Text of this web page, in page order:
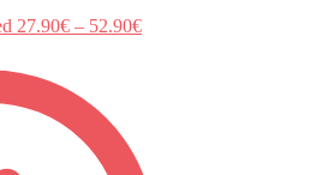
27.90€ – 52.90€